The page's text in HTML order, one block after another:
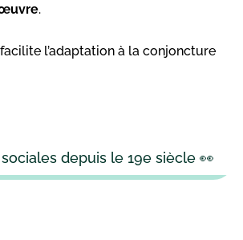
.
l’adaptation à la conjoncture
depuis le 19e siècle 👀